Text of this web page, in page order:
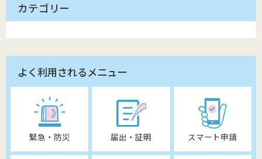
カテゴリー
よく利用されるメニュー
緊急・防災 届出・証明 スマート申請